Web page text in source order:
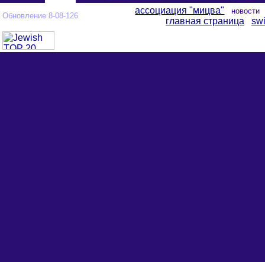
Обновление 8-08-126
ассоциация "мицва"
главная страница